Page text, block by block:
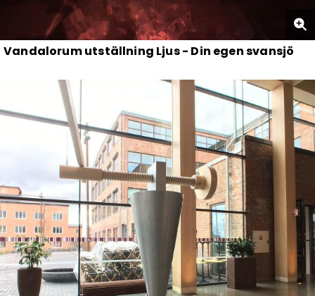
Vandalorum utställning Ljus - Din egen svansjö